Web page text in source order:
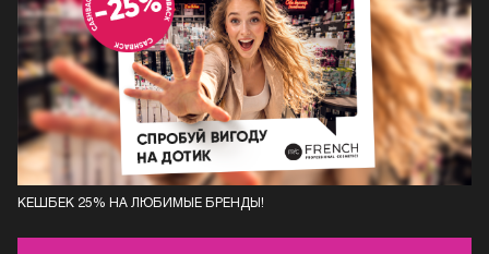
КЕШБЕК 25% НА ЛЮБИМЫЕ БРЕНДЫ!